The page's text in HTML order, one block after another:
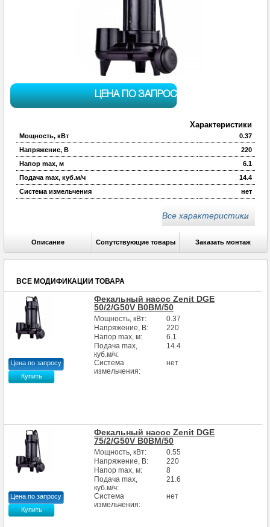
ЦЕНА ПО ЗАПРОСУ
Характеристики
Мощность, кВт
0.37
Напряжение, В
220
Напор max, м
6.1
Подача max, куб.м/ч
14.4
Система измельчения
нет
5
Макс.глубина погружения под зеркало воды, м
Макс.размер проходящих частиц, мм
50
Все характеристики
Описание Сопутствующие товары Заказать монтаж
ВСЕ МОДИФИКАЦИИ ТОВАРА
Фекальный насос Zenit DGE
50/2/G50V B0BM/50
Мощность, кВт:
0.37
Напряжение, В:
220
Напор max, м:
6.1
Подача max,
куб.м/ч:
14.4
Система
измельчения:
нет
Цена по запросу
Купить
Фекальный насос Zenit DGE
75/2/G50V В0BM/50
Мощность, кВт:
0.55
Напряжение, В:
220
Напор max, м:
8
Подача max,
куб.м/ч:
21.6
Система
измельчения:
нет
Цена по запросу
Купить